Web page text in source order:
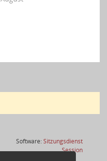
Software:Sitzungsdienst
Session(Wird in